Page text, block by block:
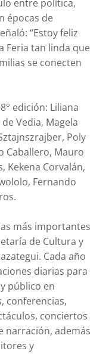
entre política,
épocas de
“Estoy feliz
Feria tan linda que
se conecten
edición: Liliana
Vedia, Magela
Poly
Caballero, Mauro
Kekena Corvalán,
Fernando
más importantes
de Cultura y
Cada año
diarias para
público en
conferencias,
conciertos
narración, además
y